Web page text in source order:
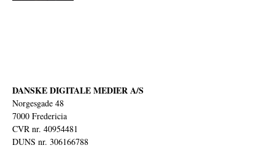
DANSKE DIGITALE MEDIER A/S
Norgesgade 48
7000 Fredericia
CVR nr. 40954481
DUNS nr. 306166788